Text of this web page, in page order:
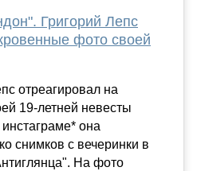
Григорий Лепс
фото своей
отреагировал на
19-летней невесты
она
снимков с вечеринки в
На фото